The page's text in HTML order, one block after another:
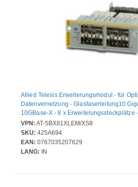
Allied Telesis Erweiterungsmodul - für
Datenvernetzung - Glasfaserleitung10
10GBase-X - 8 x Erweiterungssteckplätze
VPN: AT-SBX81XLEM/XS8
SKU: 425A694
EAN: 0767035207629
LANG: IN